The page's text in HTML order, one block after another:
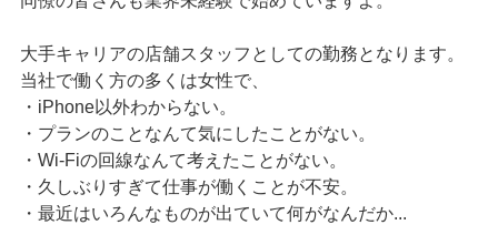
大手キャリアの店舗スタッフとしての勤務となります。
当社で働く方の多くは女性で、
・iPhone以外わからない。
・プランのことなんて気にしたことがない。
・Wi-Fiの回線なんて考えたことがない。
・久しぶりすぎて仕事が働くことが不安。
・最近はいろんなものが出ていて何がなんだか...